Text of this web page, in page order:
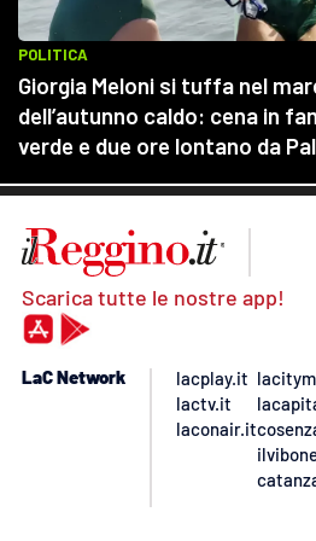
Scarica tutte le nostre app!
LaC Network
lacplay.it
lactv.it
laconair.it